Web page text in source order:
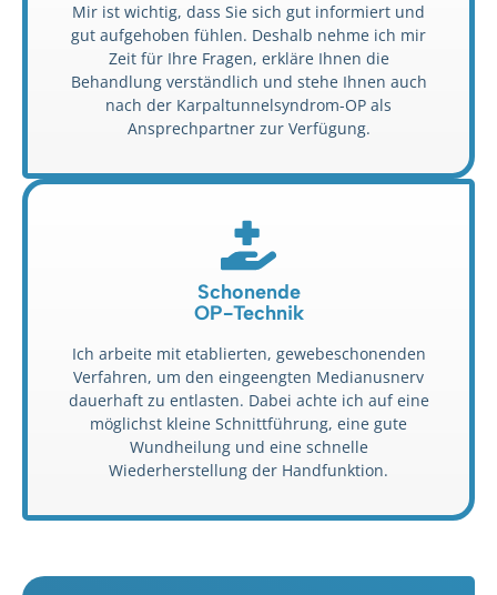
Mir ist wichtig, dass Sie sich gut informiert und
gut aufgehoben fühlen. Deshalb nehme ich mir
Zeit für Ihre Fragen, erkläre Ihnen die
Behandlung verständlich und stehe Ihnen auch
nach der Karpaltunnelsyndrom-OP als
Ansprechpartner zur Verfügung.
Schonende
OP-Technik
Ich arbeite mit etablierten, gewebeschonenden
Verfahren, um den eingeengten Medianusnerv
dauerhaft zu entlasten. Dabei achte ich auf eine
möglichst kleine Schnittführung, eine gute
Wundheilung und eine schnelle
Wiederherstellung der Handfunktion.